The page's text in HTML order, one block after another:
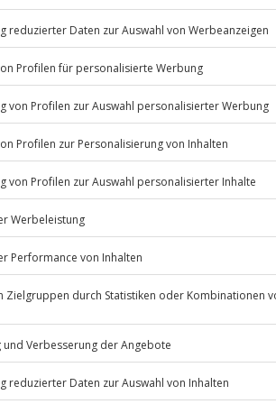
Abenteuer auf dich. Wenn
in einem elegant-aggressiven
Biturbo-V6 katapultiert
sorgt mit seiner satten
Bei der persönlichen
– von einer ausführlichen
Extra Kilometer, ein zweiter
machen das Erlebnis rund.
eines echten
Listenansicht
© OpenStreetMaps